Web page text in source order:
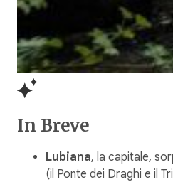
In Breve
Lubiana, la capitale,
(il Ponte dei Draghi e il